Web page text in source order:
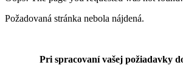
Požadovaná stránka nebola nájdená.
Pri spracovaní vašej požiadavky